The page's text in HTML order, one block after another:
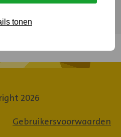
tonen
2026
Gebruikersvoorwaarden